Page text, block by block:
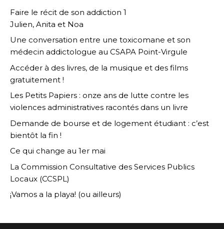
Faire le récit de son addiction 1
Julien, Anita et Noa
Une conversation entre une toxicomane et son
médecin addictologue au CSAPA Point-Virgule
Accéder à des livres, de la musique et des films
gratuitement !
Les Petits Papiers : onze ans de lutte contre les
violences administratives racontés dans un livre
Demande de bourse et de logement étudiant : c’est
bientôt la fin !
Ce qui change au 1er mai
La Commission Consultative des Services Publics
Locaux (CCSPL)
¡Vamos a la playa! (ou ailleurs)